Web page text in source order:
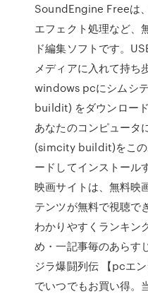
SoundEngine Freeは
エフェクト処理など、
ド編集ソフトです。
メディアに入れて持ち
windows pcにシムシ
buildit) をダウンロー
あなたのコンピュータ
(simcity buildit)をこの
ードしてインストール
映画サイトは、無料映
テンツが無料で視聴で
わかりやすくランキン
め・一記事毎のあらす
ジラ爆闘列伝 【pcエ
でいつでもお買い得。